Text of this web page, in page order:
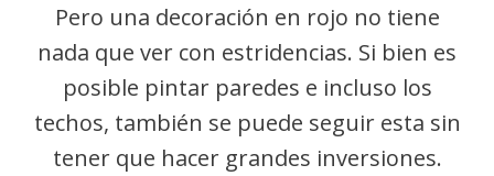
Pero una decoración en rojo no tiene
nada que ver con estridencias. Si bien es
posible pintar paredes e incluso los
techos, también se puede seguir esta sin
tener que hacer grandes inversiones.